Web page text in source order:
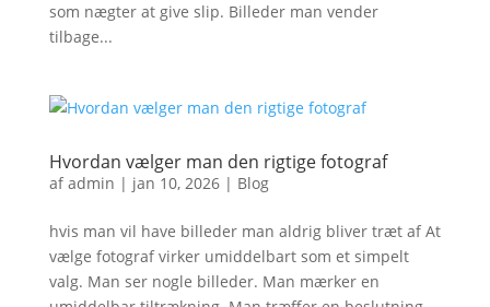
som nægter at give slip. Billeder man vender
tilbage...
Hvordan vælger man den rigtige fotograf
afadmin | jan 10, 2026| Blog
hvis man vil have billeder man aldrig bliver træt af At
vælge fotograf virker umiddelbart som et simpelt
valg. Man ser nogle billeder. Man mærker en